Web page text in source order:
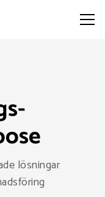
lösningar